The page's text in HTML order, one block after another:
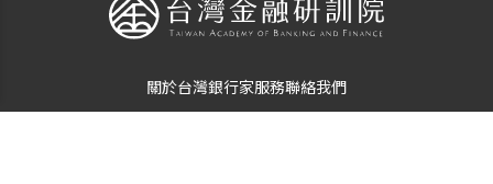
關於台灣銀行家服務聯絡我們